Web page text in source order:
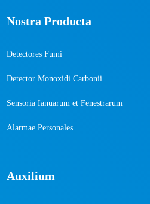
Nostra Producta
Detectores Fumi
Detector Monoxidi Carbonii
Sensoria Ianuarum et Fenestrarum
Alarmae ​​Personales
Auxilium